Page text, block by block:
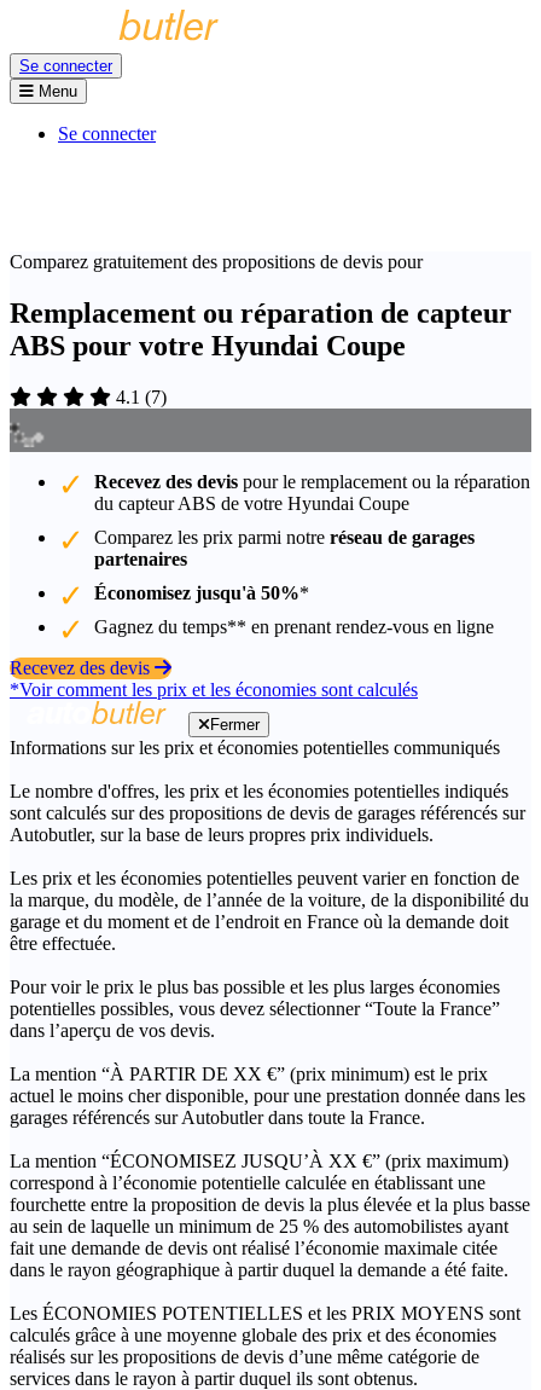
Se connecter
Menu
Se connecter
Comparez gratuitement des propositions de devis pour
Remplacement ou réparation de capteur
ABS pour votre Hyundai Coupe
4.1 (7)
Recevez des devis pour le remplacement ou la réparation
du capteur ABS de votre Hyundai Coupe
Comparez les prix parmi notre réseau de garages
partenaires
Économisez jusqu'à 50%*
Gagnez du temps** en prenant rendez-vous en ligne
Recevez des devis
*Voir comment les prix et les économies sont calculés
Fermer
Informations sur les prix et économies potentielles communiqués
Le nombre d'offres, les prix et les économies potentielles indiqués
sont calculés sur des propositions de devis de garages référencés sur
Autobutler, sur la base de leurs propres prix individuels.
Les prix et les économies potentielles peuvent varier en fonction de
la marque, du modèle, de l’année de la voiture, de la disponibilité du
garage et du moment et de l’endroit en France où la demande doit
être effectuée.
Pour voir le prix le plus bas possible et les plus larges économies
potentielles possibles, vous devez sélectionner “Toute la France”
dans l’aperçu de vos devis.
La mention “À PARTIR DE XX €” (prix minimum) est le prix
actuel le moins cher disponible, pour une prestation donnée dans les
garages référencés sur Autobutler dans toute la France.
La mention “ÉCONOMISEZ JUSQU’À XX €” (prix maximum)
correspond à l’économie potentielle calculée en établissant une
fourchette entre la proposition de devis la plus élevée et la plus basse
au sein de laquelle un minimum de 25 % des automobilistes ayant
fait une demande de devis ont réalisé l’économie maximale citée
dans le rayon géographique à partir duquel la demande a été faite.
Les ÉCONOMIES POTENTIELLES et les PRIX MOYENS sont
calculés grâce à une moyenne globale des prix et des économies
réalisés sur les propositions de devis d’une même catégorie de
services dans le rayon à partir duquel ils sont obtenus.